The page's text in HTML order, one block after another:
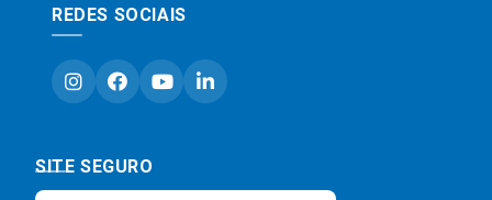
REDES SOCIAIS
SITE SEGURO